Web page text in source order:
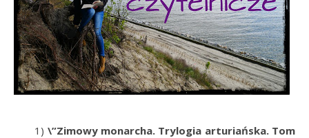
1) \”Zimowy monarcha. Trylogia arturiańska. Tom